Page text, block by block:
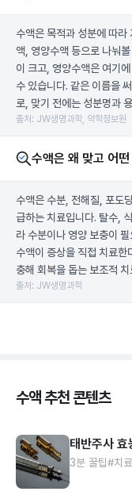
수액은 목적과 성분에 따
액, 영양수액 등으로 나눠
이 크고, 영양수액은 여기
수 있습니다. 같은 이름을
로, 맞기 전에는 성분명과
출처: JW생명과학, 약학정보원
수액은 왜 맞고 어
수액은 수분, 전해질, 포도
급하는 치료입니다. 탈수,
라 수분이나 영양 보충이
수액이 증상을 직접 치료한
충해 회복을 돕는 보조적
출처: JW생명과학
수액 추천 콘텐츠
태반주사 효
3분 꿀팁#치